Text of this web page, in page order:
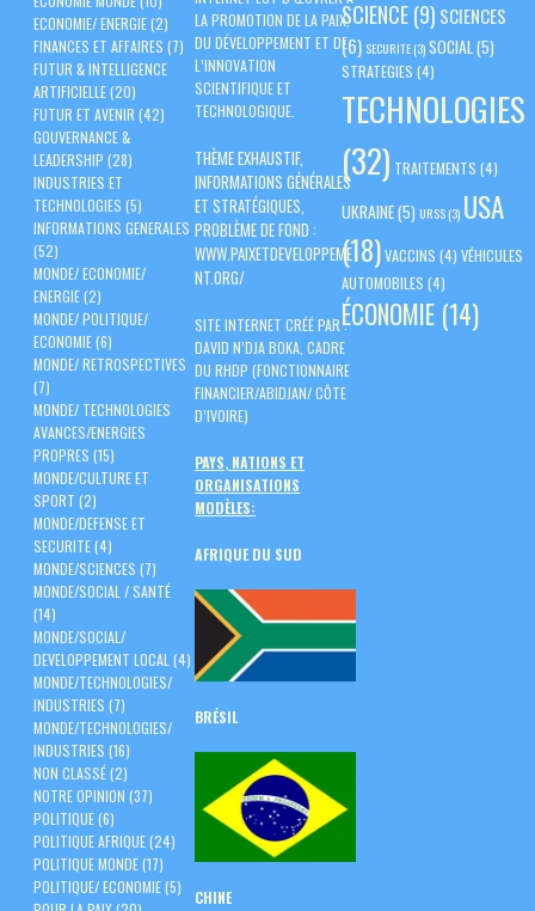
ECONOMIE/ ENERGIE(2)
FINANCES ET AFFAIRES (7)
FUTUR & INTELLIGENCE
ARTIFICIELLE(20)
FUTUR ET AVENIR (42)
GOUVERNANCE &
LEADERSHIP (28)
INDUSTRIES ET
TECHNOLOGIES (5)
INFORMATIONS GENERALES
(52)
MONDE/ ECONOMIE/
ENERGIE(2)
MONDE/ POLITIQUE/
ECONOMIE(6)
MONDE/ RETROSPECTIVES
(7)
MONDE/ TECHNOLOGIES
AVANCES/ENERGIES
PROPRES (15)
MONDE/CULTURE ET
SPORT (2)
MONDE/DEFENSE ET
SECURITE(4)
MONDE/SCIENCES (7)
MONDE/SOCIAL / SANTÉ
(14)
MONDE/SOCIAL/
DEVELOPPEMENT LOCAL (4)
MONDE/TECHNOLOGIES/
INDUSTRIES (7)
MONDE/TECHNOLOGIES/
INDUSTRIES (16)
NON CLASSÉ(2)
NOTRE OPINION (37)
POLITIQUE(6)
POLITIQUE AFRIQUE(24)
POLITIQUE MONDE(17)
POLITIQUE/ ECONOMIE(5)
SCIENCE(9) SCIENCES
(6) SECURITE(3)SOCIAL(5)
STRATEGIES (4)
TECHNOLOGIES
(32) TRAITEMENTS (4)
UKRAINE(5)URSS(3) USA
(18)VACCINS (4) VÉHICULES
AUTOMOBILES (4)
ÉCONOMIE (14)
LA PROMOTION DE LA PAIX,
DU DÉVELOPPEMENT ET DE
L’INNOVATION
SCIENTIFIQUE ET
TECHNOLOGIQUE.
THÈME EXHAUSTIF,
INFORMATIONS GÉNÉRALES
ET STRATÉGIQUES,
PROBLÈME DE FOND :
WWW.PAIXETDEVELOPPEME
NT.ORG/
SITE INTERNET CRÉÉ PAR :
DAVID N’DJA BOKA, CADRE
DU RHDP (FONCTIONNAIRE
FINANCIER/ABIDJAN/ CÔTE
D’IVOIRE)
PAYS, NATIONS ET
ORGANISATIONS
MODÈLES:
AFRIQUE DU SUD
BRÉSIL
CHINE